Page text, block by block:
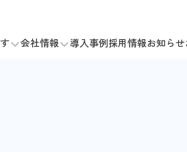
会社情報 導入事例採用情報お知らせ